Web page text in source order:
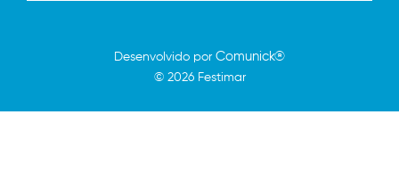
© 2026 Festimar
Desenvolvido porComunick®